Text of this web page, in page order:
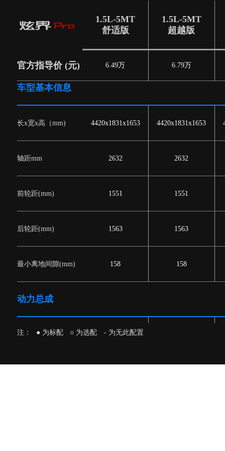
1.5L-5MT
舒适版
1.5L-5MT
超越版
官方指导价 (元) 6.49万 6.79万
车型基本信息
长x宽x高（mm) 4420x1831x1653 4420x1831x1653
轴距mm 2632 2632
前轮距(mm) 1551 1551
后轮距(mm) 1563 1563
最小离地间隙(mm) 158 158
动力总成
1.5TCI_E4T15C -
注： ● 为标配 ○ 为选配 - 为无此配置